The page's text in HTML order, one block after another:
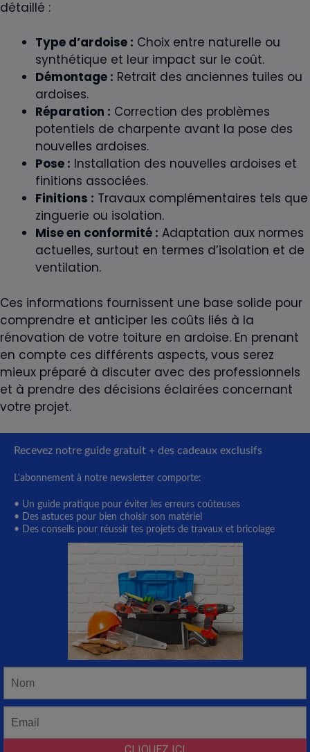
détaillé :
Type d’ardoise : Choix entre naturelle ou
synthétique et leur impact sur le coût.
Démontage : Retrait des anciennes tuiles ou
ardoises.
Réparation : Correction des problèmes
potentiels de charpente avant la pose des
nouvelles ardoises.
Pose : Installation des nouvelles ardoises et
finitions associées.
Finitions : Travaux complémentaires tels que
zinguerie ou isolation.
Mise en conformité : Adaptation aux normes
actuelles, surtout en termes d’isolation et de
ventilation.
Ces informations fournissent une base solide pour
comprendre et anticiper les coûts liés à la
rénovation de votre toiture en ardoise. En prenant
en compte ces différents aspects, vous serez
mieux préparé à discuter avec des professionnels
et à prendre des décisions éclairées concernant
votre projet.